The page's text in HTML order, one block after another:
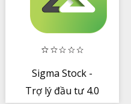
Sigma Stock -
Trợ lý đầu tư 4.0